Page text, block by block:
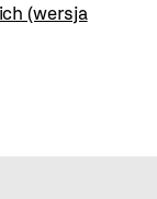
(wersja